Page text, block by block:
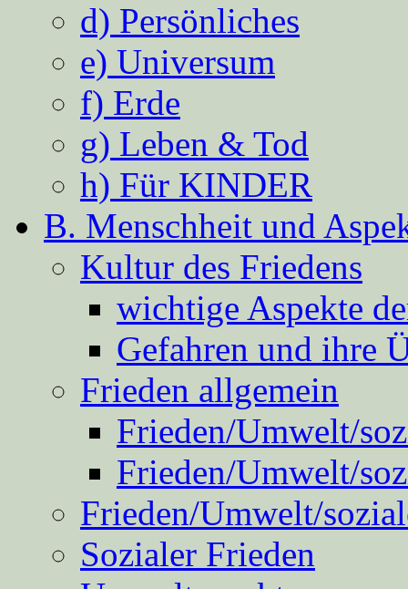
d) Persönliches
e) Universum
f) Erde
g) Leben & Tod
h) Für KINDER
B. Menschheit und
Kultur des Friedens
wichtige Aspekte
Gefahren und ihre
Frieden allgemein
Frieden/Umwelt/
Frieden/Umwelt/
Frieden/Umwelt/
Sozialer Frieden